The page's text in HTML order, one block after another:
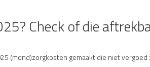
Check of die
(mond)zorgkosten gemaakt die niet